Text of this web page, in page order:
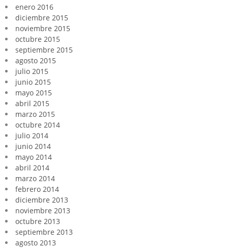
enero 2016
diciembre 2015
noviembre 2015
octubre 2015
septiembre 2015
agosto 2015
julio 2015
junio 2015
mayo 2015
abril 2015
marzo 2015
octubre 2014
julio 2014
junio 2014
mayo 2014
abril 2014
marzo 2014
febrero 2014
diciembre 2013
noviembre 2013
octubre 2013
septiembre 2013
agosto 2013